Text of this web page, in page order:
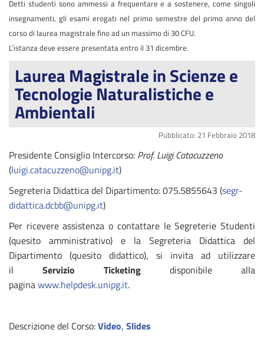
Detti studenti sono ammessi a frequentare e a sostenere, come singoli
insegnamenti, gli esami erogati nel primo semestre del primo anno del
corso di laurea magistrale fino ad un massimo di 30 CFU.
L’istanza deve essere presentata entro il 31 dicembre.
Laurea Magistrale in Scienze e
Tecnologie Naturalistiche e
Ambientali
Pubblicato: 21 Febbraio 2018
Presidente Consiglio Intercorso: Prof. Luigi Catacuzzeno
(luigi.catacuzzeno@unipg.it)
Segreteria Didattica del Dipartimento: 075.5855643 (segr-
didattica.dcbb@unipg.it)
Per ricevere assistenza o contattare le Segreterie Studenti
(quesito amministrativo) e la Segreteria Didattica del
Dipartimento (quesito didattico), si invita ad utilizzare
il Servizio Ticketing disponibile alla
paginawww.helpdesk.unipg.it.
Descrizione del Corso:Video, Slides